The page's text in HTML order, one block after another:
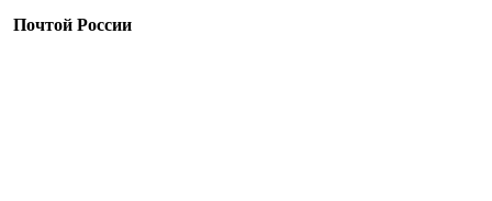
Почтой России